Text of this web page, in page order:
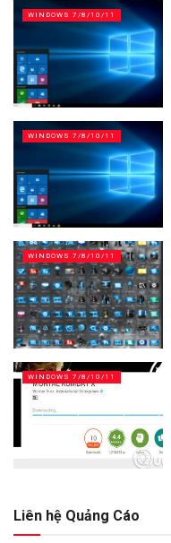
WINDOWS 7/8/10/11
WINDOWS 7/8/10/11
WINDOWS 7/8/10/11
WINDOWS 7/8/10/11
Liên hệ Quảng Cáo